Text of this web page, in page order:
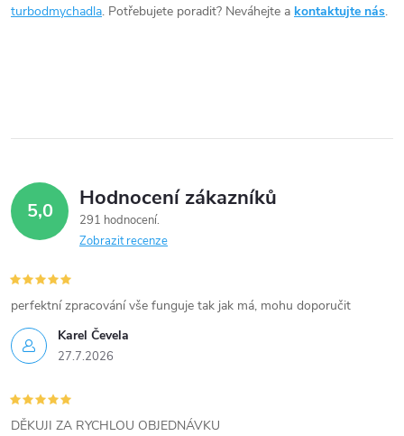
p
k
v
ý
p
i
s
u
turbodmychadla. Potřebujete poradit? Neváhejte a kontaktujte nás.
5,0 Hodnocení zákazníků
291 hodnocení
Zobrazit recenze
Karel Čevela
27.7.2026
perfektní zpracování vše funguje tak jak má, mohu doporučit
DĚKUJI ZA RYCHLOU OBJEDNÁVKU